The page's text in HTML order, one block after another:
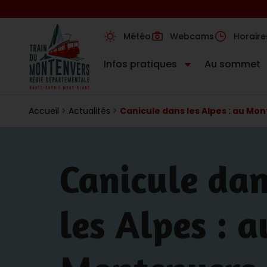
Météo Webcams
Infos pratiques
Au sommet
Accueil > Actualités > Canicule dans les Alpes : au
Canicule
les Alpes :